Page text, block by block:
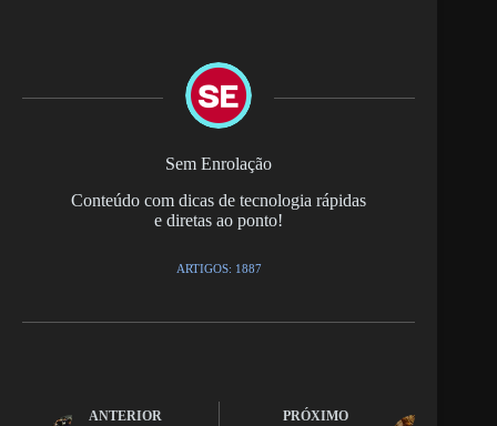
Sem Enrolação
Conteúdo com dicas de tecnologia rápidas
e diretas ao ponto!
ARTIGOS: 1887
ANTERIOR PRÓXIMO